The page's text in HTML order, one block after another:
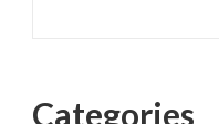
Categories